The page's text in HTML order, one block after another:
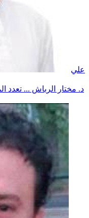
علي
د. مختار الرباش ... تعدد